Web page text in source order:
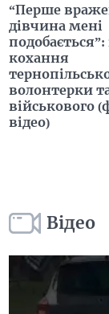
“Перше
дівчина мені
подобається”:
кохання
волонтерки
військового
відео)
Відео